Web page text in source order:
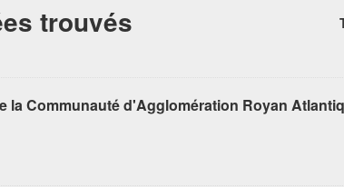
trouvés
la Communauté d'Agglomération Royan